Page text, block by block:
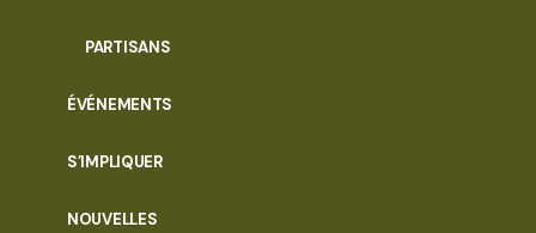
PARTISANS
ÉVÉNEMENTS
S’IMPLIQUER
NOUVELLES